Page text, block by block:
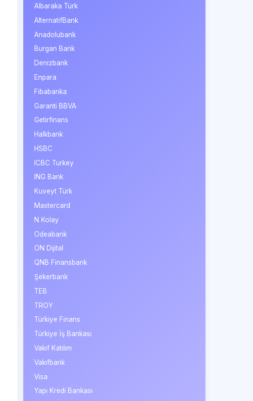
Albaraka Türk
AlternatifBank
Anadolubank
Burgan Bank
Denizbank
Enpara
Fibabanka
Garanti BBVA
Getirfinans
Halkbank
HSBC
ICBC Turkey
ING Bank
Kuveyt Türk
Mastercard
N Kolay
Odeabank
ON Dijital
QNB Finansbank
Şekerbank
TEB
TROY
Türkiye Finans
Türkiye İş Bankası
Vakıf Katılım
Vakıfbank
Visa
Yapı Kredi Bankası